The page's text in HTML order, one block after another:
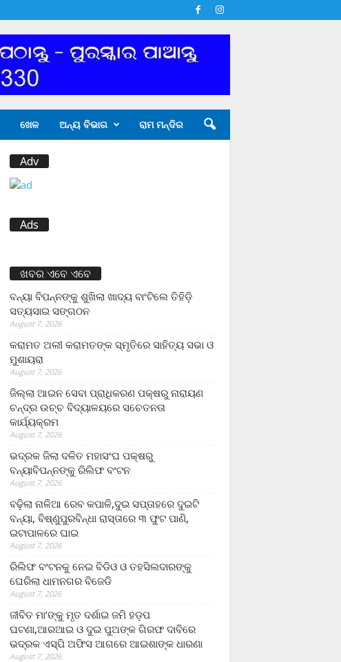
ଖେଳ ଅନ୍ୟ ବିଭାଗ ରାମ ମନ୍ଦିର
Adv
Ads
ଖବର ଏବେ ଏବେ
ବନ୍ୟା ବିପନ୍ନଙ୍କୁ ଶୁଖିଲା ଖାଦ୍ୟ ବାଂଟିଲେ ତିହିଡି଼
ସତ୍ୟସାଇ ସଙ୍ଗଠନ
August 7, 2026
କରାମତ ଅଲୀ କରାମତଙ୍କ ସ୍ମୃତିରେ ସାହିତ୍ୟ ସଭା ଓ
ମୁଶାୟରା
August 7, 2026
ଜିଲ୍ଲା ଆଇନ ସେବା ପ୍ରାଧିକରଣ ପକ୍ଷରୁ ନାରାୟଣ
ଚନ୍ଦ୍ର ଉଚ୍ଚ ବିଦ୍ୟାଳୟରେ ସଚେତନତା
କାର୍ଯ୍ୟକ୍ରମ
August 7, 2026
ଭଦ୍ରକ ଜିଲା ଦଳିତ ମହାସଂଘ ପକ୍ଷରୁ
ବନ୍ୟାବିପନ୍ନଙ୍କୁ ରିଲିଫ ବଂଟନ
August 7, 2026
ବଢ଼ିଲା ନାଳିଆ ରେବ କପାଳି,ଦୁଇ ସପ୍ତାହରେ ଦୁଇଟି
ବନ୍ୟା, ବିଷ୍ଣୁପୁରବିନ୍ଧା ରାସ୍ତାରେ ୩ ଫୁଟ ପାଣି,
ଇଟାପାଳରେ ଘାଇ
August 7, 2026
ରିଲିଫ ବଂଟନକୁ ନେଇ ବିଡିଓ ଓ ତହସିଲଦାରଙ୍କୁ
ଘେରିଲା ଧାମନଗର ବିଜେଡି
August 7, 2026
ଜୀବିତ ମା’ଙ୍କୁ ମୃତ ଦର୍ଶାଇ ଜମି ହଡ଼ପ
ଘଟଣା,ଆରଆଇ ଓ ଦୁଇ ପୁଅଙ୍କ ଗିରଫ ଦାବିରେ
ଭଦ୍ରକ ଏସ୍‌ପି ଅଫିସ ଆଗରେ ଆଇଶାଙ୍କ ଧାରଣା
August 7, 2026